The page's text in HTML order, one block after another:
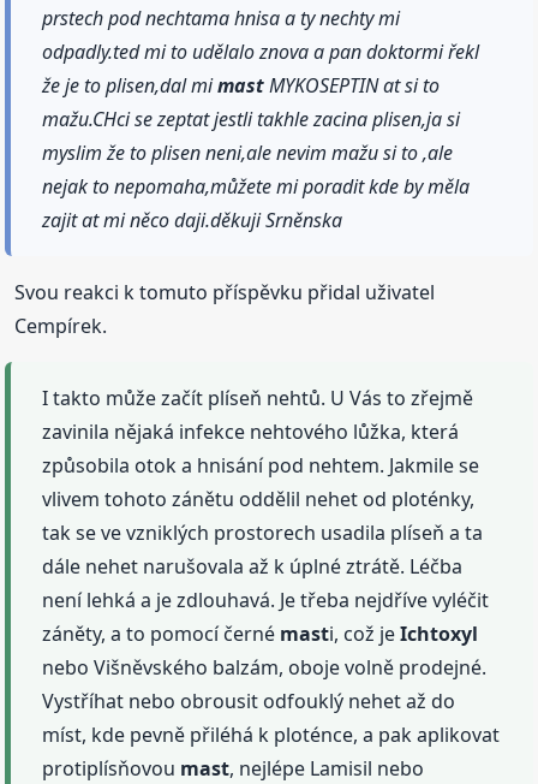
prstech pod nechtama hnisa a ty nechty mi
odpadly.ted mi to udělalo znova a pan doktormi řekl
že je to plisen,dal mimastMYKOSEPTIN at si to
mažu.CHci se zeptat jestli takhle zacina plisen,ja si
myslim že to plisen neni,ale nevim mažu si to ,ale
nejak to nepomaha,můžete mi poradit kde by měla
zajit at mi něco daji.děkuji Srněnska
Svou reakci k tomuto příspěvku přidal uživatel
Cempírek.
I takto může začít plíseň nehtů. U Vás to zřejmě
zavinila nějaká infekce nehtového lůžka, která
způsobila otok a hnisání pod nehtem. Jakmile se
vlivem tohoto zánětu oddělil nehet od ploténky,
tak se ve vzniklých prostorech usadila plíseň a ta
dále nehet narušovala až k úplné ztrátě. Léčba
není lehká a je zdlouhavá. Je třeba nejdříve vyléčit
záněty, a to pomocí černé masti, což jeIchtoxyl
nebo Višněvského balzám, oboje volně prodejné.
Vystříhat nebo obrousit odfouklý nehet až do
míst, kde pevně přiléhá k ploténce, a pak aplikovat
protiplísňovou mast, nejlépe Lamisil nebo